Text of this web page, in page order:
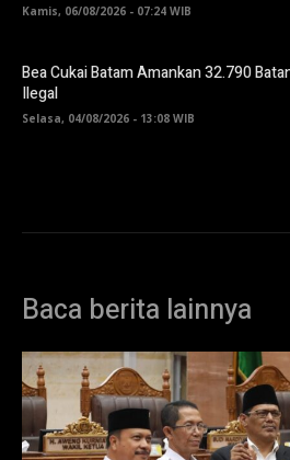
Kamis, 06/08/2026 - 07:24 WIB
Bea Cukai Batam Amankan 32.790
Ilegal
Selasa, 04/08/2026 - 13:08 WIB
Baca berita lainnya